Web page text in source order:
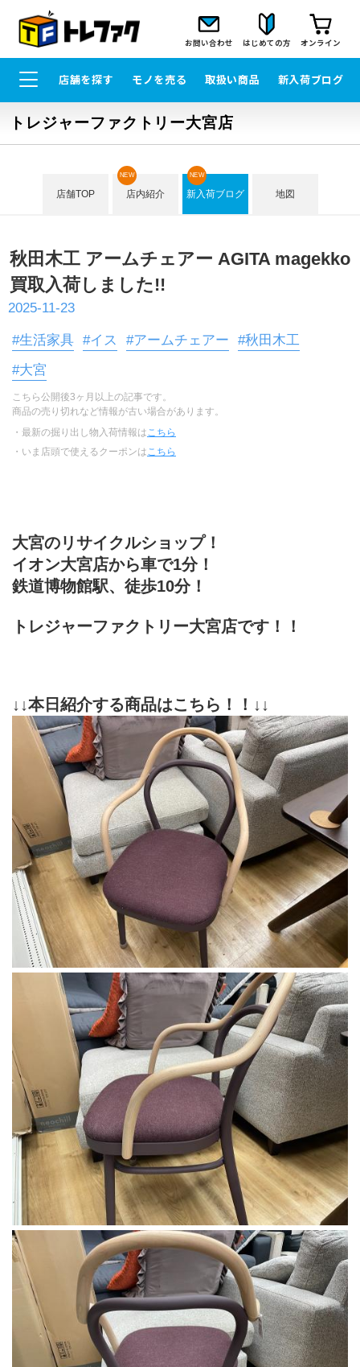
お問い合わせ はじめての方 オンライン
店舗を探す モノを売る 取扱い商品 新入荷ブログ
トレジャーファクトリー大宮店
店舗TOP 店内紹介
NEW
新入荷ブログ
NEW
地図
秋田木工 アームチェアー AGITA magekko
買取入荷しました!!
2025-11-23
#生活家具 #イス #アームチェアー
#秋田木工
#大宮
こちら公開後3ヶ月以上の記事です。
商品の売り切れなど情報が古い場合があります。
・最新の掘り出し物入荷情報は こちら
・いま店頭で使えるクーポンは こちら
大宮のリサイクルショップ！
イオン大宮店から車で1分！
鉄道博物館駅、徒歩10分！
トレジャーファクトリー大宮店です！！
↓↓本日紹介する商品はこちら！！↓↓